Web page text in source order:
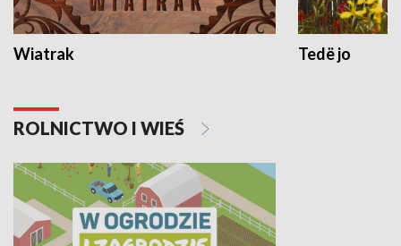
Wiatrak Tedë jo
ROLNICTWO I WIEŚ